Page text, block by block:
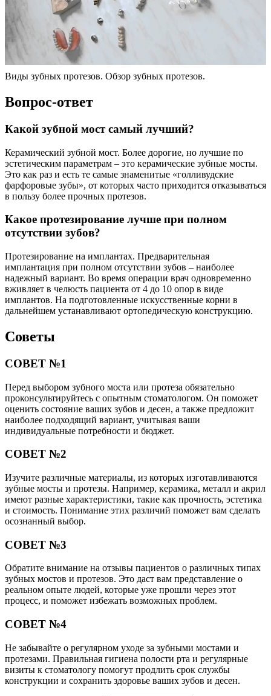
Виды зубных протезов. Обзор зубных протезов.
Вопрос-ответ
Какой зубной мост самый лучший?
Керамический зубной мост. Более дорогие, но лучшие по
эстетическим параметрам – это керамические зубные мосты.
Это как раз и есть те самые знаменитые «голливудские
фарфоровые зубы», от которых часто приходится отказываться
в пользу более прочных протезов.
Какое протезирование лучше при полном
отсутствии зубов?
Протезирование на имплантах. Предварительная
имплантация при полном отсутствии зубов – наиболее
надежный вариант. Во время операции врач одновременно
вживляет в челюсть пациента от 4 до 10 опор в виде
имплантов. На подготовленные искусственные корни в
дальнейшем устанавливают ортопедическую конструкцию.
Советы
СОВЕТ №1
Перед выбором зубного моста или протеза обязательно
проконсультируйтесь с опытным стоматологом. Он поможет
оценить состояние ваших зубов и десен, а также предложит
наиболее подходящий вариант, учитывая ваши
индивидуальные потребности и бюджет.
СОВЕТ №2
Изучите различные материалы, из которых изготавливаются
зубные мосты и протезы. Например, керамика, металл и акрил
имеют разные характеристики, такие как прочность, эстетика
и стоимость. Понимание этих различий поможет вам сделать
осознанный выбор.
СОВЕТ №3
Обратите внимание на отзывы пациентов о различных типах
зубных мостов и протезов. Это даст вам представление о
реальном опыте людей, которые уже прошли через этот
процесс, и поможет избежать возможных проблем.
СОВЕТ №4
Не забывайте о регулярном уходе за зубными мостами и
протезами. Правильная гигиена полости рта и регулярные
визиты к стоматологу помогут продлить срок службы
конструкции и сохранить здоровье ваших зубов и десен.